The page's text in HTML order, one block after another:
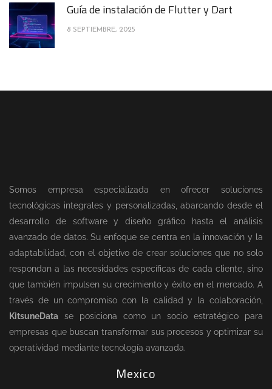
Guía de instalación de Flutter y Dart
8 SEPTIEMBRE, 2025
Somos empresa especializada en ofrecer soluciones
tecnológicas integrales y personalizadas, abarcando desde el
desarrollo de software y diseño gráfico hasta el análisis
avanzado de datos. Su enfoque se centra en la innovación y la
adaptabilidad, con el objetivo de crear soluciones que no solo
respondan a las necesidades específicas de cada cliente, sino
que también impulsen su crecimiento y éxito en el mercado. A
través de un compromiso con la calidad y la colaboración,
KitsuneData se posiciona como un socio estratégico para
empresas que buscan transformar sus procesos y optimizar su
operatividad mediante tecnología avanzada.
Mexico